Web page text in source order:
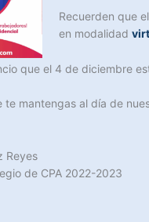
Recuerden que
en modalidad
que el 4 de diciembre
te mantengas al día de
Reyes
de CPA 2022-2023